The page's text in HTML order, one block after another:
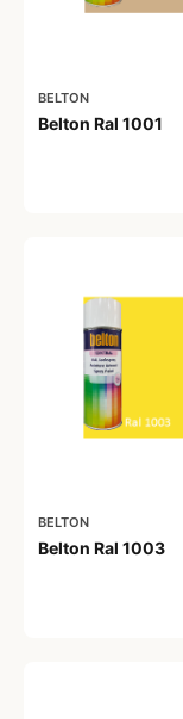
BELTON
Belton Ral 1001
BELTON
Belton Ral 1003